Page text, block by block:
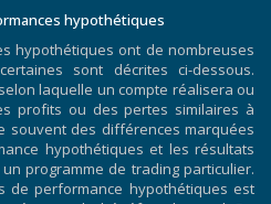
hypothétiques
hypothétiques ont de nombreuses
sont décrites ci-dessous.
laquelle un compte réalisera ou
profits ou des pertes similaires à
souvent des différences marquées
hypothétiques et les résultats
programme de trading particulier.
de performance hypothétiques est